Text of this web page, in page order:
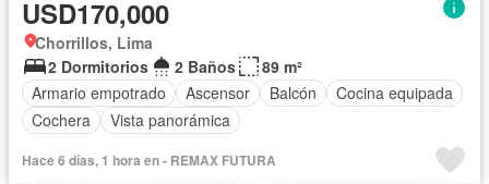
USD170,000
Chorrillos, Lima
2 Dormitorios
2 Baños
89 m²
Armario empotrado
Ascensor Balcón
Cocina equipada
Cochera
Vista panorámica
Hace 6 días, 1 hora en - REMAX FUTURA